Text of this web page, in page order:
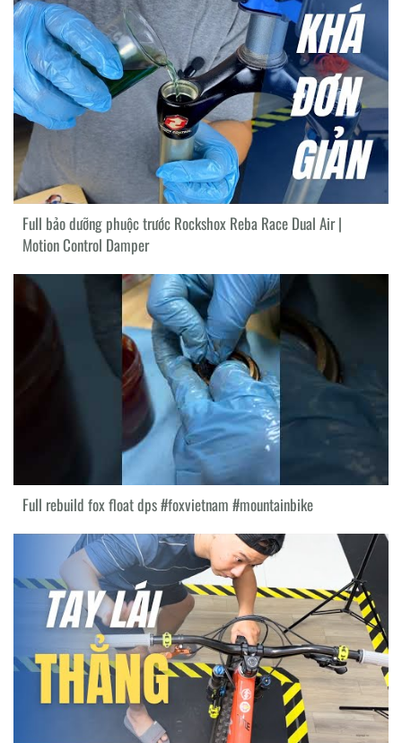
Full bảo dưỡng phuộc trước Rockshox Reba Race Dual Air |
Motion Control Damper
Full rebuild fox float dps #foxvietnam #mountainbike